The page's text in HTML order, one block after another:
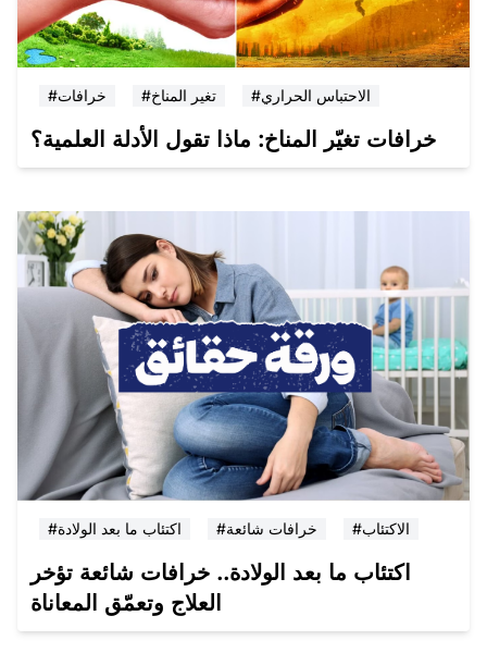
#خرافات #تغير المناخ #الاحتباس الحراري
خرافات تغيّر المناخ: ماذا تقول الأدلة العلمية؟
#اكتئاب ما بعد الولادة #خرافات شائعة #الاكتئاب
اكتئاب ما بعد الولادة.. خرافات شائعة تؤخر
العلاج وتعمّق المعاناة